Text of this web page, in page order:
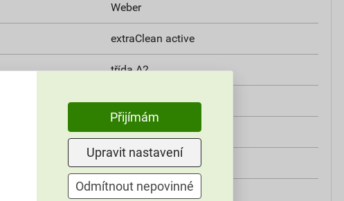
Weber
extraClean active
třída A2
od +5°C do +25°C
25 kg
20
Přijímám
Upravit nastavení
Odmítnout nepovinné